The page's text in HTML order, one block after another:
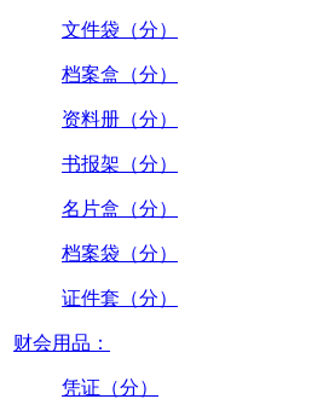
文件袋（分）
档案盒（分）
资料册（分）
书报架（分）
名片盒（分）
档案袋（分）
证件套（分）
财会用品：
凭证（分）